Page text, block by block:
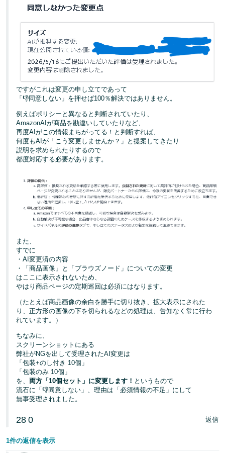
ですがこれは変更の申し立てであって
「👎同意しない」を押せば100％解決ではありません。
例えばポリシーと異なると判断されていたり、
AmazonAIが商品を勘違いしていたりなど、
再度AIがこの情報まちがってる！と判断すれば、
何度もAIが「こう変更しませんか？」と提案してきたり
説明を求められたりするので
都度対応する必要があります。
また、
すでに
・AI変更済の内容
・「商品画像」と「ブラウズノード」についての変更
はここに表示されないため、
やはり商品ページの定期巡回は必須にはなります。
（たとえば商品画像の余白を勝手に切り抜き、拡大表示にされた
り、正方形の画像の下を切られるなどの処理は、告知なく常に行わ
れています。）
ちなみに、
スクリーンショットにある
弊社がNGを出して受理されたAI変更は
「包装+のし付き 10個」
「包装のみ 10個」
を、両方「10個セット」に変更します！ というもので
流石に「👎同意しない」、理由は「必須情報の不足」にして
無事受理されました。
28 0 返信
1件の返信を表示